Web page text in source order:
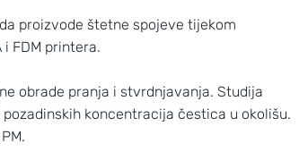
proizvode štetne spojeve tijekom
FDM printera.
obrade pranja i stvrdnjavanja. Studija
koncentracija čestica u okolišu.